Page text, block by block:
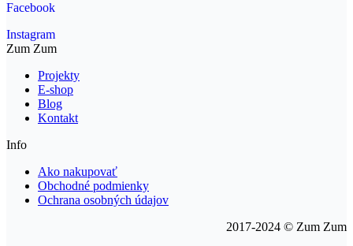
Facebook
Instagram
Zum Zum
Projekty
E-shop
Blog
Kontakt
Info
Ako nakupovať
Obchodné podmienky
Ochrana osobných údajov
2017-2024 © Zum Zum